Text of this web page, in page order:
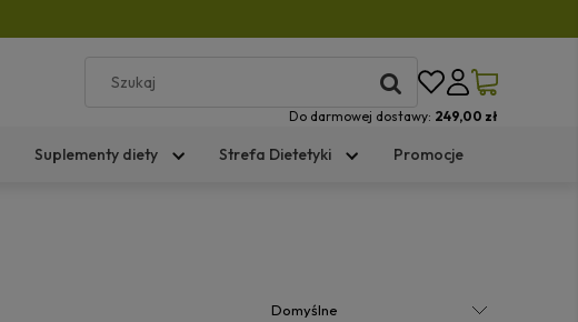
Do darmowej dostawy: 249,00 zł
Suplementy diety Strefa Dietetyki Promocje